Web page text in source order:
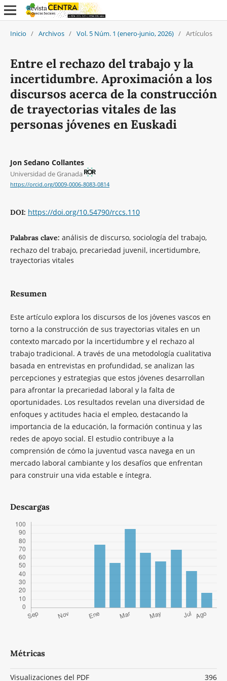
Inicio / Archivos / Vol. 5 Núm. 1 (enero-junio, 2026) / Artículos
Entre el rechazo del trabajo y la
incertidumbre. Aproximación a los
discursos acerca de la construcción
de trayectorias vitales de las
personas jóvenes en Euskadi
Jon Sedano Collantes
Universidad de Granada
https://orcid.org/0009-0006-8083-0814
DOI: https://doi.org/10.54790/rccs.110
Palabras clave: análisis de discurso, sociología del trabajo,
rechazo del trabajo, precariedad juvenil, incertidumbre,
trayectorias vitales
Resumen
Este artículo explora los discursos de los jóvenes vascos en
torno a la construcción de sus trayectorias vitales en un
contexto marcado por la incertidumbre y el rechazo al
trabajo tradicional. A través de una metodología cualitativa
basada en entrevistas en profundidad, se analizan las
percepciones y estrategias que estos jóvenes desarrollan
para afrontar la precariedad laboral y la falta de
oportunidades. Los resultados revelan una diversidad de
enfoques y actitudes hacia el empleo, destacando la
importancia de la educación, la formación continua y las
redes de apoyo social. El estudio contribuye a la
comprensión de cómo la juventud vasca navega en un
mercado laboral cambiante y los desafíos que enfrentan
para construir una vida estable e íntegra.
Descargas
Métricas
Visualizaciones del PDF 396